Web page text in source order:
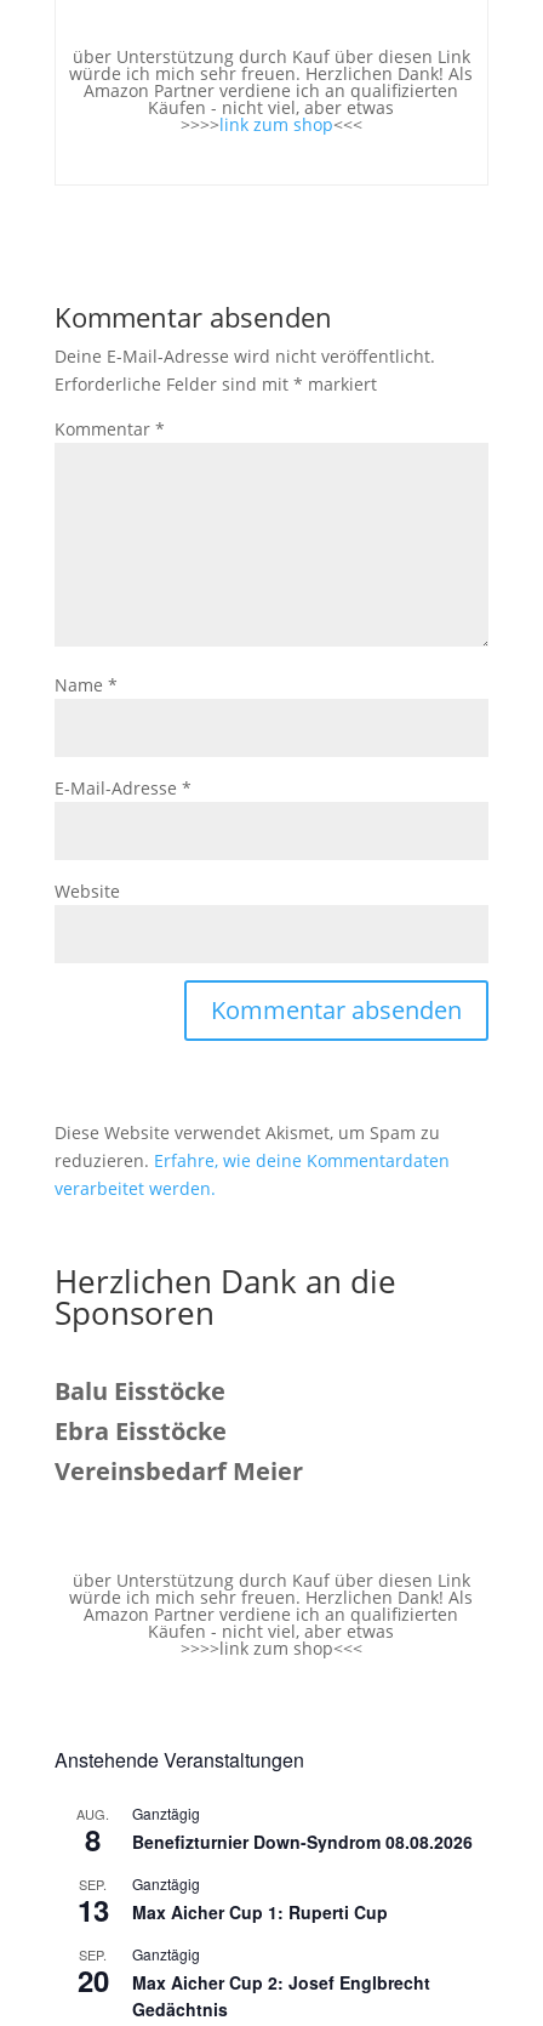
über Unterstützung durch Kauf über diesen Link
würde ich mich sehr freuen. Herzlichen Dank! Als
Amazon Partner verdiene ich an qualifizierten
Käufen - nicht viel, aber etwas
>>>>link zum shop<<<
Kommentar absenden
Deine E-Mail-Adresse wird nicht veröffentlicht.
Erforderliche Felder sind mit * markiert
Kommentar *
Name *
E-Mail-Adresse *
Website
Diese Website verwendet Akismet, um Spam zu
reduzieren. Erfahre, wie deine Kommentardaten
verarbeitet werden.
Herzlichen Dank an die
Sponsoren
Balu Eisstöcke
Ebra Eisstöcke
Vereinsbedarf Meier
über Unterstützung durch Kauf über diesen Link
würde ich mich sehr freuen. Herzlichen Dank! Als
Amazon Partner verdiene ich an qualifizierten
Käufen - nicht viel, aber etwas
>>>>link zum shop<<<
Anstehende Veranstaltungen
AUG.
8
Ganztägig
Benefizturnier Down-Syndrom 08.08.2026
SEP.
13
Ganztägig
Max Aicher Cup 1: Ruperti Cup
SEP.
20
Ganztägig
Max Aicher Cup 2: Josef Englbrecht
Gedächtnis